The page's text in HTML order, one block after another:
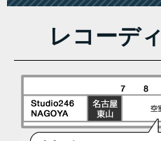
レコーデ